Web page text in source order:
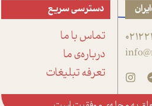
دسترسی سریع
تماس با ما
درباره‌ی ما
تعرفه تبلیغات